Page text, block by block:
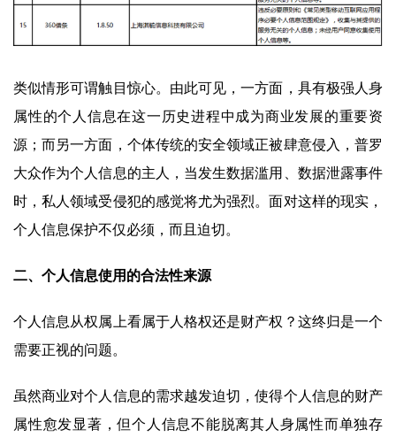
类似情形可谓触目惊心。由此可见，一方面，具有极强人身
属性的个人信息在这一历史进程中成为商业发展的重要资
源；而另一方面，个体传统的安全领域正被肆意侵入，普罗
大众作为个人信息的主人，当发生数据滥用、数据泄露事件
时，私人领域受侵犯的感觉将尤为强烈。面对这样的现实，
个人信息保护不仅必须，而且迫切。
二、个人信息使用的合法性来源
个人信息从权属上看属于人格权还是财产权？这终归是一个
需要正视的问题。
虽然商业对个人信息的需求越发迫切，使得个人信息的财产
属性愈发显著，但个人信息不能脱离其人身属性而单独存